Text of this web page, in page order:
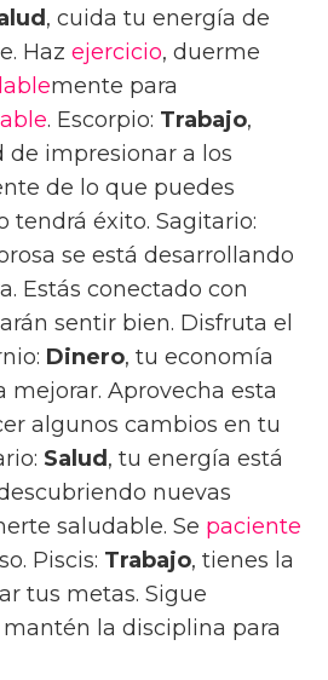
, cuida tu energía de
Haz ejercicio, duerme
mente para
. Escorpio: Trabajo,
impresionar a los
de lo que puedes
tendrá éxito. Sagitario:
se está desarrollando
Estás conectado con
sentir bien. Disfruta el
Dinero, tu economía
mejorar. Aprovecha esta
algunos cambios en tu
Salud , tu energía está
nuevas
saludable. Se paciente
Piscis: Trabajo, tienes la
tus metas. Sigue
la disciplina para